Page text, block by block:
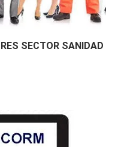
SECTOR SANIDAD